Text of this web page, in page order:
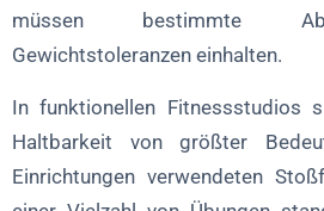
müssen bestimmte
Gewichtstoleranzen einhalten.
In funktionellen Fitnessstudios
Haltbarkeit von größter
Einrichtungen verwendeten